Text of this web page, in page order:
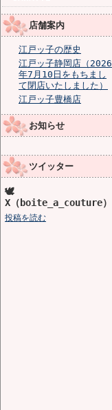
店舗案内
江戸ッ子の歴史
江戸ッ子静岡店（2026
年7月10日をもちまし
て閉店いたしました）
江戸ッ子豊橋店
お知らせ
ツイッター
🕊️
X（boite_a_couture）
投稿を読む